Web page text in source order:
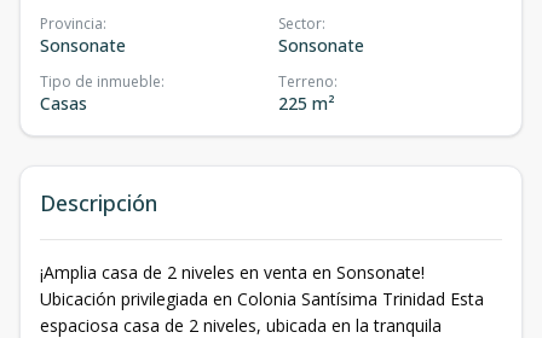
Provincia:
Sonsonate
Sector:
Sonsonate
Tipo de inmueble:
Casas
Terreno:
225 m²
Descripción
¡Amplia casa de 2 niveles en venta en Sonsonate!
Ubicación privilegiada en Colonia Santísima Trinidad Esta
espaciosa casa de 2 niveles, ubicada en la tranquila